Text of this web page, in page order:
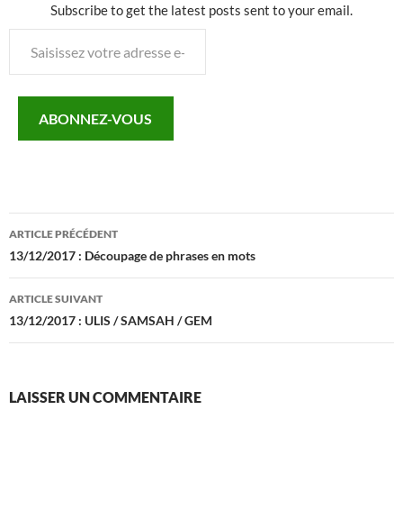
Subscribe to get the latest posts sent to your email.
votre
mail…ABONNEZ-VOUS
Navigation
des
articles
ARTICLE PRÉCÉDENT
13/12/2017 : Découpage de phrases en mots
ARTICLE SUIVANT
13/12/2017 : ULIS / SAMSAH / GEM
LAISSER UN COMMENTAIRE